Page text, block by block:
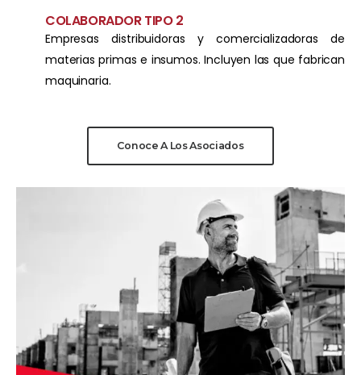
COLABORADOR TIPO 2
Empresas distribuidoras y comercializadoras de
materias primas e insumos. Incluyen las que fabrican
maquinaria.
Conoce A Los Asociados